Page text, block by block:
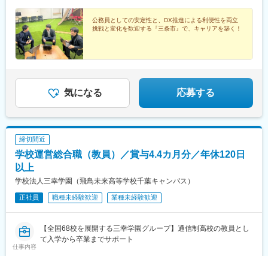
機関で勤務いただく場合もあります※配属先によっては、リモート
ワークも可能です※受動喫煙対策：あり（オフィス内禁煙）★U・I
ターンも大歓迎！★「県外で働いているけど公務員に挑戦した
い」「縁もゆかりもないけど三条市に惹かれた」などを理由に、
U・Iターンで入庁した職員が多数活躍しています。
公務員としての安定性と、DX推進による利便性を両立
挑戦と変化を歓迎する『三条市』で、キャリアを築く！
気になる 応募する
締切間近
学校運営総合職（教員）／賞与4.4カ月分／年休120日
以上
学校法人三幸学園（飛鳥未来高等学校千葉キャンパス）
正社員 職種未経験歓迎 業種未経験歓迎
仕事内容
【全国68校を展開する三幸学園グループ】通信制高校の教員とし
て入学から卒業までサポート